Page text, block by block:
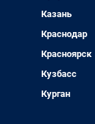
Казань
Краснодар
Красноярск
Кузбасс
Курган